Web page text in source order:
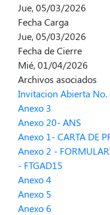
Jue, 05/03/2026
Fecha Carga
Jue, 05/03/2026
Fecha de Cierre
Mié, 01/04/2026
Archivos asociados
Invitacion Abierta No.
Anexo 3
Anexo 20- ANS
Anexo 1- CARTA DE
Anexo 2 -
- FTGAD15
Anexo 4
Anexo 5
Anexo 6